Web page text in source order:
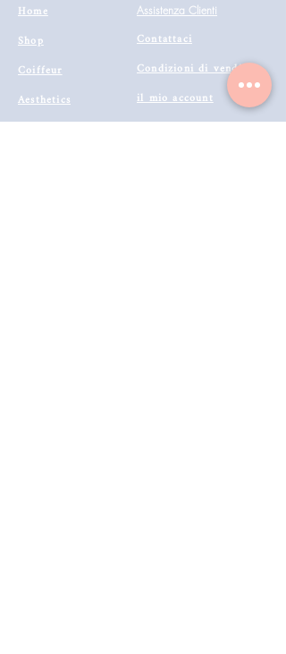
Home
Shop
Coiffeur
Aesthetics
Assistenza Clienti
Contattaci
Condizioni di vendita
il mio account
Privacy